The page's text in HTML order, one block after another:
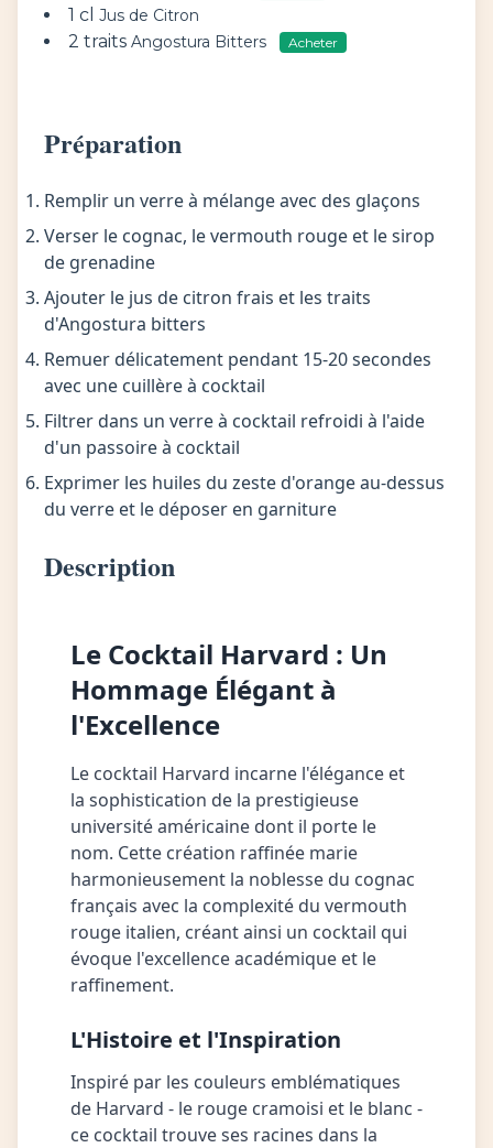
1 cl Jus de Citron
2 traits Angostura Bitters Acheter
Préparation
Remplir un verre à mélange avec des glaçons
Verser le cognac, le vermouth rouge et le sirop
de grenadine
Ajouter le jus de citron frais et les traits
d'Angostura bitters
Remuer délicatement pendant 15-20 secondes
avec une cuillère à cocktail
Filtrer dans un verre à cocktail refroidi à l'aide
d'un passoire à cocktail
Exprimer les huiles du zeste d'orange au-dessus
du verre et le déposer en garniture
Description
Le Cocktail Harvard : Un
Hommage Élégant à
l'Excellence
Le cocktail Harvard incarne l'élégance et
la sophistication de la prestigieuse
université américaine dont il porte le
nom. Cette création raffinée marie
harmonieusement la noblesse du cognac
français avec la complexité du vermouth
rouge italien, créant ainsi un cocktail qui
évoque l'excellence académique et le
raffinement.
L'Histoire et l'Inspiration
Inspiré par les couleurs emblématiques
de Harvard - le rouge cramoisi et le blanc -
ce cocktail trouve ses racines dans la